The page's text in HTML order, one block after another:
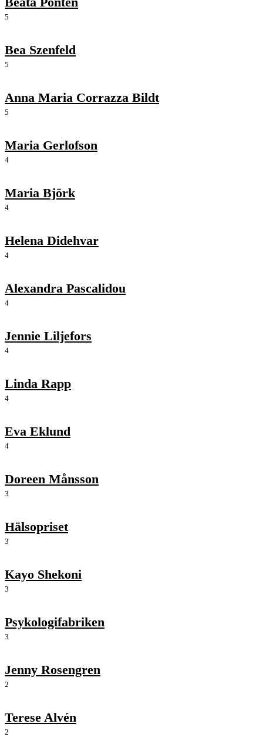
5
Bea Szenfeld
5
Anna Maria Corrazza Bildt
5
Maria Gerlofson
4
Maria Björk
4
Helena Didehvar
4
Alexandra Pascalidou
4
Jennie Liljefors
4
Linda Rapp
4
Eva Eklund
4
Doreen Månsson
3
Hälsopriset
3
Kayo Shekoni
3
Psykologifabriken
3
Jenny Rosengren
2
Terese Alvén
2